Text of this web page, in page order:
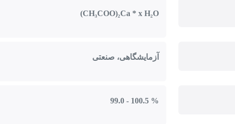
(CH₃COO)₂Ca * x H₂O
آزمایشگاهی، صنعتی
99.0 - 100.5 %